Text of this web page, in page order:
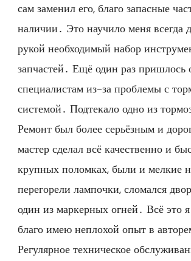
сам заменил его, благо запасные
наличии․ Это научило меня всегда
рукой необходимый набор
запчастей․ Ещё один раз пришлось
специалистам из-за проблемы с
системой․ Подтекало одно из
Ремонт был более серьёзным и
мастер сделал всё качественно и
крупных поломках, были и мелкие
перегорели лампочки, сломался
один из маркерных огней․ Всё это
благо имею неплохой опыт в
Регулярное техническое